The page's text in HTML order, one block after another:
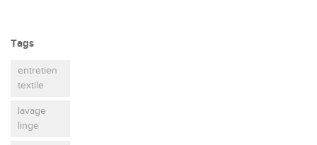
Tags
entretien
textile
lavage
linge